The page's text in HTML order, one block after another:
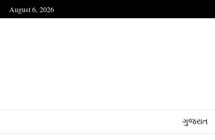
August 6, 2026
ગુજરાત